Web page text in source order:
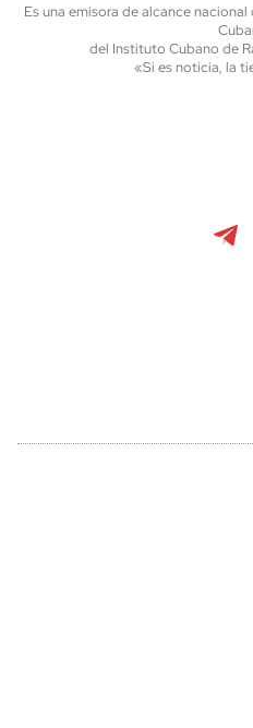
Es una emisora de alcance
del Instituto Cubano de
«Si es noticia, la